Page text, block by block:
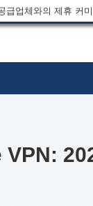
업체와의 제휴 커